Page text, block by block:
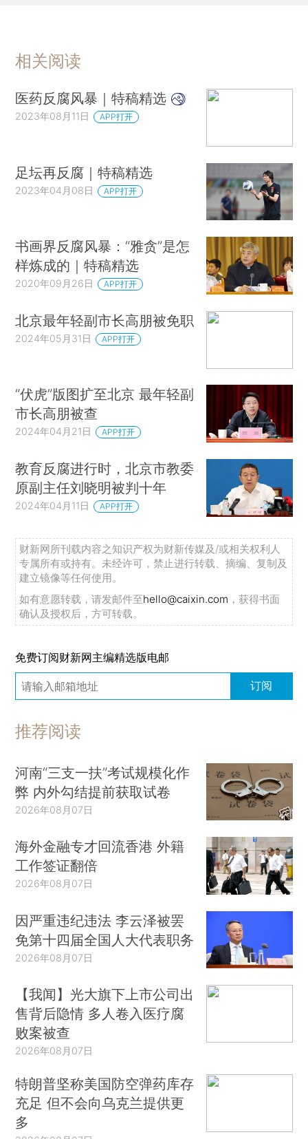
相关阅读
医药反腐风暴｜特稿精选
2023年08月11日 APP打开
足坛再反腐｜特稿精选
2023年04月08日 APP打开
书画界反腐风暴：“雅贪”是怎
样炼成的｜特稿精选
2020年09月26日 APP打开
北京最年轻副市长高朋被免职
2024年05月31日 APP打开
“伏虎”版图扩至北京 最年轻副
市长高朋被查
2024年04月21日 APP打开
教育反腐进行时，北京市教委
原副主任刘晓明被判十年
2024年04月11日 APP打开
财新网所刊载内容之知识产权为财新传媒及/或相关权利人
专属所有或持有。未经许可，禁止进行转载、摘编、复制及
建立镜像等任何使用。
如有意愿转载，请发邮件至hello@caixin.com ，获得书面
确认及授权后，方可转载。
免费订阅财新网主编精选版电邮
订阅
推荐阅读
河南“三支一扶”考试规模化作
弊 内外勾结提前获取试卷
2026年08月07日
海外金融专才回流香港 外籍
工作签证翻倍
2026年08月07日
因严重违纪违法 李云泽被罢
免第十四届全国人大代表职务
2026年08月07日
【我闻】光大旗下上市公司出
售背后隐情 多人卷入医疗腐
败案被查
2026年08月07日
特朗普坚称美国防空弹药库存
充足 但不会向乌克兰提供更
多